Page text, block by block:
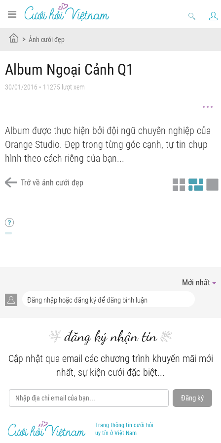
Ảnh cưới đẹp
Album Ngoại Cảnh Q1
30/01/2016 • 11275 lượt xem
Album được thực hiện bởi đội ngũ chuyên nghiệp của
Orange Studio. Đẹp trong từng góc cạnh, tự tin chụp
hình theo cách riêng của bạn...
Trở về ảnh cưới đẹp
Phim trường Orange
Phim trường Orange
Phim trường Orange
Orange Studio
Orange Satudio - ảnh cưới Hàn Quốc
Phim trường Orange
Phim trường Orange
Phim trường Orange
Đồ đôi Hàn Quốc
Công viên 23/9
Công viên 23/9
Ngoại cảnh Q1
Orange Studio
Orange Studio
Phim trường Orange
Ngoại cảnh Q1
Khu rừng phim trường Orange
Ngoại cảnh Q1
Orange Satudio - ảnh cưới Hàn Quốc
Ngoại cảnh Q1
Orange Studio
Phim trường Orange
Orange Studio
Mới nhất
đăng ký nhận tin
Cập nhật qua email các chương trình khuyến mãi mới
nhất, sự kiện cưới đặc biệt...
Đăng ký
Trang thông tin cưới hỏi
uy tín ở Việt Nam